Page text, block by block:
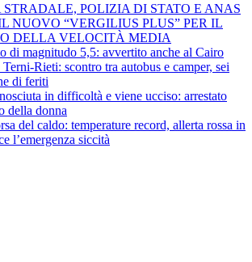
STRADALE, POLIZIA DI STATO E ANAS
NUOVO “VERGILIUS PLUS” PER IL
DELLA VELOCITÀ MEDIA
di magnitudo 5,5: avvertito anche al Cairo
Rieti: scontro tra autobus e camper, sei
di feriti
in difficoltà e viene ucciso: arrestato
della donna
del caldo: temperature record, allerta rossa in
l’emergenza siccità